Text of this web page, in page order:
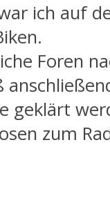
ich auf
Foren
geklärt
zum